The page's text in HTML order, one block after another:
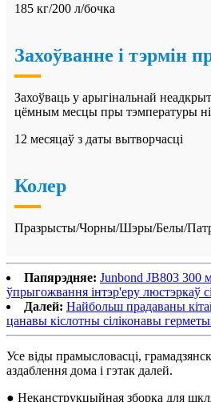
185 кг/200 л/бочка
Захоўванне і тэрмін
Захоўваць у арыгінальнай
цёмным месцы пры тэмпературы
12 месяцаў з даты вытворчасці
Колер
Празрысты/Чорны/Шэры/Белы/
Папярэдняе: Junbond JB803 300
ўпрыгожвання інтэр'еру люстэркаў
Далей: Найбольш прадаваны
цанавы кіслотны сіліконавы
Усе віды прамысловасці,
аздаблення дома і гэтак далей.
● Неканструкцыйная зборка для